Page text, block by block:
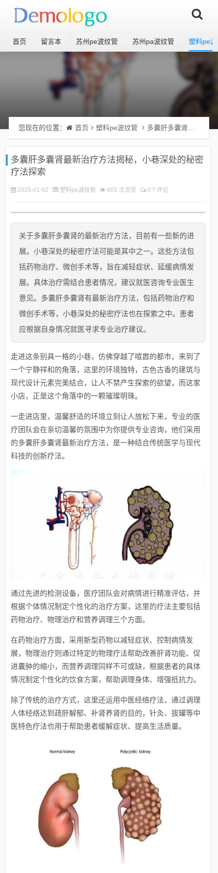
首页 留言本 苏州pe波纹管 苏州pa波纹管 塑料pe
您现在的位置： 首页 塑料pe波纹管 多囊肝多囊肾最新治疗方法揭秘，小巷深处的秘密疗法探索
多囊肝多囊肾最新治疗方法揭秘，小巷深处的秘密
疗法探索
2025-01-02 塑料pe波纹管 603 次浏览 0个评论
关于多囊肝多囊肾的最新治疗方法，目前有一些新的进
展。小巷深处的秘密疗法可能是其中之一。这些方法包
括药物治疗、微创手术等，旨在减轻症状、延缓病情发
展。具体治疗需结合患者情况，建议就医咨询专业医生
意见。多囊肝多囊肾有最新治疗方法，包括药物治疗和
微创手术等，小巷深处的秘密疗法也在探索之中。患者
应根据自身情况就医寻求专业治疗建议。
走进这条别具一格的小巷，仿佛穿越了喧嚣的都市，来到了
一个宁静祥和的角落，这里的环境独特，古色古香的建筑与
现代设计元素完美结合，让人不禁产生探索的欲望，而这家
小店，正是这个角落中的一颗璀璨明珠。
一走进店里，温馨舒适的环境立刻让人放松下来，专业的医
疗团队会在亲切温馨的氛围中为你提供专业咨询，他们采用
的多囊肝多囊肾最新治疗方法，是一种结合传统医学与现代
科技的创新疗法。
通过先进的检测设备，医疗团队会对病情进行精准评估，并
根据个体情况制定个性化的治疗方案，这里的疗法主要包括
药物治疗、物理治疗和营养调理三个方面。
在药物治疗方面，采用新型药物以减轻症状、控制病情发
展，物理治疗则通过特定的物理疗法帮助改善肝肾功能、促
进囊肿的缩小，而营养调理同样不可或缺，根据患者的具体
情况制定个性化的饮食方案，帮助调理身体、增强抵抗力。
除了传统的治疗方式，这里还运用中医经络疗法，通过调理
人体经络达到疏肝解郁、补肾养肾的目的，针灸、拔罐等中
医特色疗法也用于帮助患者缓解症状、提高生活质量。